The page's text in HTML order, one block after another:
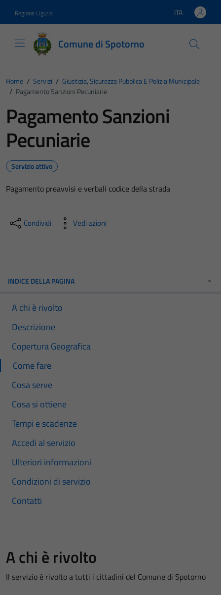
Regione Liguria Lingua attiva:
ITA
Comune di Spotorno
Home / Servizi / Giustizia, Sicurezza Pubblica E Polizia Municipale
/ Pagamento Sanzioni Pecuniarie
Pagamento Sanzioni
Pecuniarie
Servizio attivo
Pagamento preavvisi e verbali codice della strada
Condividi Vedi azioni
INDICE DELLA PAGINA
A chi è rivolto
Descrizione
Copertura Geografica
Come fare
Cosa serve
Cosa si ottiene
Tempi e scadenze
Accedi al servizio
Ulteriori informazioni
Condizioni di servizio
Contatti
A chi è rivolto
Il servizio è rivolto a tutti i cittadini del Comune di Spotorno